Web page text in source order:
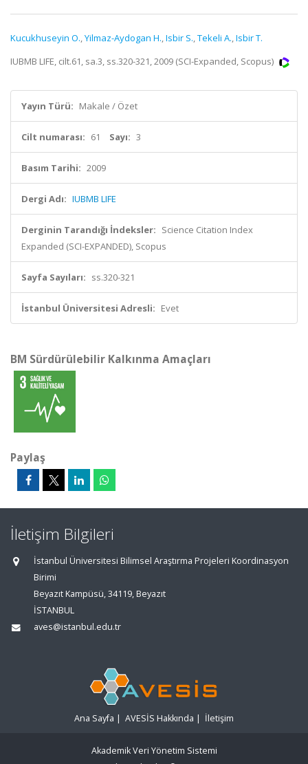
Kucukhuseyin O.,Yilmaz-Aydogan H.,Isbir S.,Tekeli A.,Isbir T.
IUBMB LIFE, cilt.61, sa.3, ss.320-321, 2009 (SCI-Expanded, Scopus)
Yayın Türü: Makale / Özet
Cilt numarası: 61 Sayı: 3
Basım Tarihi: 2009
Dergi Adı: IUBMB LIFE
Derginin Tarandığı İndeksler: Science Citation Index
Expanded (SCI-EXPANDED), Scopus
Sayfa Sayıları: ss.320-321
İstanbul Üniversitesi Adresli: Evet
BM Sürdürülebilir Kalkınma Amaçları
Paylaş
İletişim Bilgileri
İstanbul Üniversitesi Bilimsel Araştırma Projeleri Koordinasyon
Birimi
Beyazıt Kampüsü, 34119, Beyazıt
İSTANBUL
aves@istanbul.edu.tr
Ana Sayfa | AVESİS Hakkında | İletişim
Akademik Veri Yönetim Sistemi